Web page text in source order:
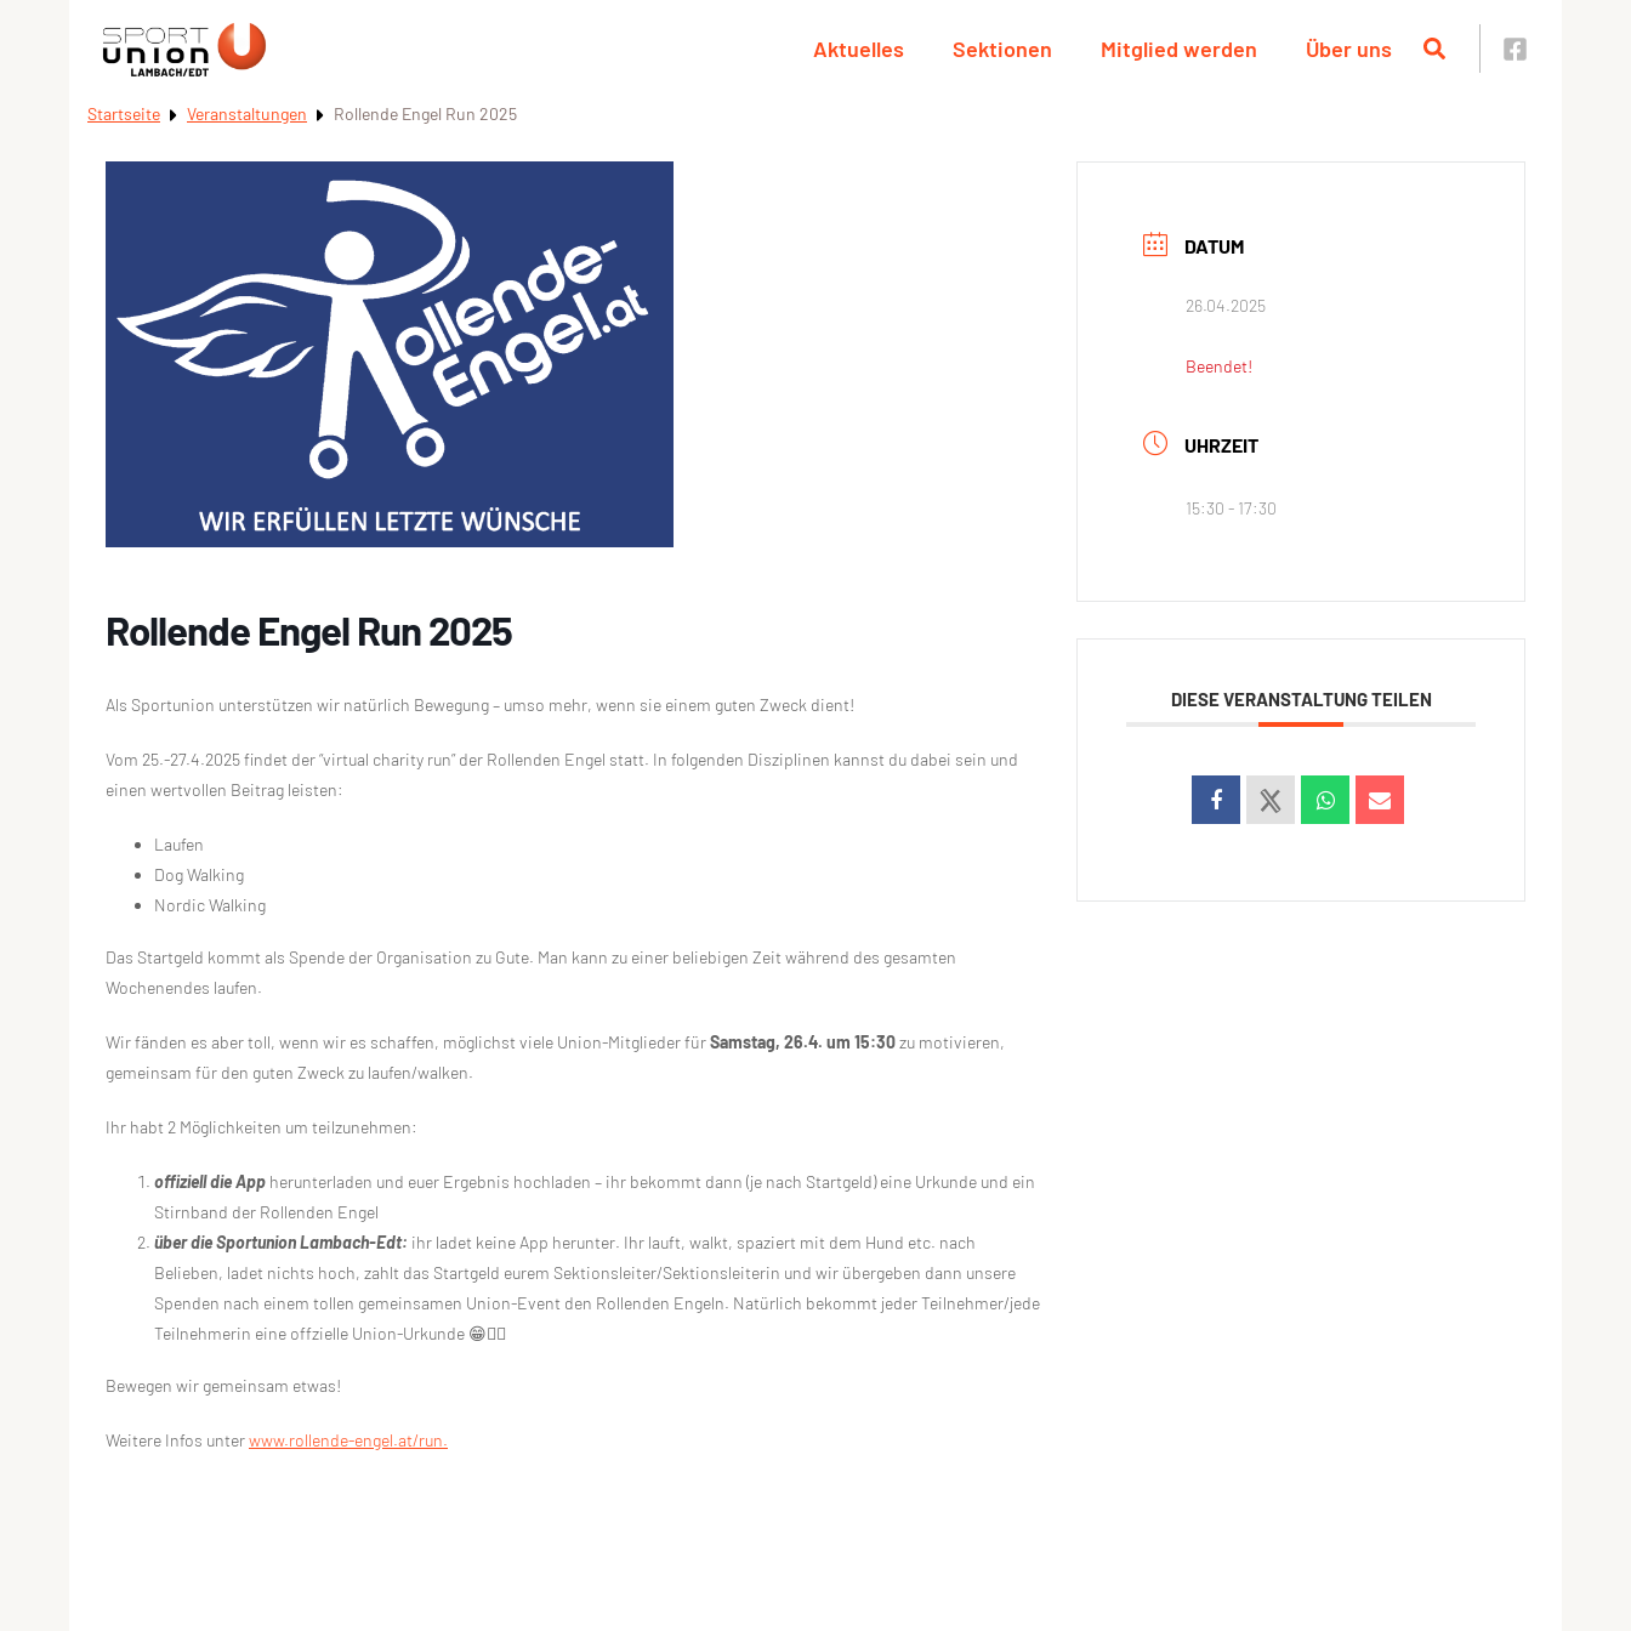
Aktuelles Sektionen Mitglied werden Über uns
Startseite Veranstaltungen Rollende Engel Run 2025
Rollende Engel Run 2025
Als Sportunion unterstützen wir natürlich Bewegung – umso mehr, wenn sie einem guten Zweck dient!
Vom 25.-27.4.2025 findet der “virtual charity run” der Rollenden Engel statt. In folgenden Disziplinen kannst du dabei sein und
einen wertvollen Beitrag leisten:
Laufen
Dog Walking
Nordic Walking
Das Startgeld kommt als Spende der Organisation zu Gute. Man kann zu einer beliebigen Zeit während des gesamten
Wochenendes laufen.
Wir fänden es aber toll, wenn wir es schaffen, möglichst viele Union-Mitglieder fürSamstag, 26.4. um 15:30zu motivieren,
gemeinsam für den guten Zweck zu laufen/walken.
Ihr habt 2 Möglichkeiten um teilzunehmen:
offiziell die App herunterladen und euer Ergebnis hochladen – ihr bekommt dann (je nach Startgeld) eine Urkunde und ein
Stirnband der Rollenden Engel
über die Sportunion Lambach-Edt: ihr ladet keine App herunter. Ihr lauft, walkt, spaziert mit dem Hund etc. nach
Belieben, ladet nichts hoch, zahlt das Startgeld eurem Sektionsleiter/Sektionsleiterin und wir übergeben dann unsere
Spenden nach einem tollen gemeinsamen Union-Event den Rollenden Engeln. Natürlich bekommt jeder Teilnehmer/jede
Teilnehmerin eine offzielle Union-Urkunde 😁👍🏻
Bewegen wir gemeinsam etwas!
Weitere Infos unterwww.rollende-engel.at/run.
DATUM
26.04.2025
Beendet!
UHRZEIT
15:30 - 17:30
DIESE VERANSTALTUNG TEILEN